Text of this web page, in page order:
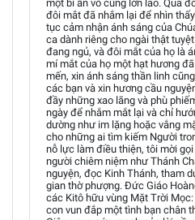
một bí ẩn vô cùng lớn lao. Qua
đôi mắt đã nhắm lại để nhìn
tục cảm nhận ánh sáng của
ca dành riêng cho ngài thật
đang ngủ, và đôi mắt của họ là
mí mắt của họ một hạt hương
mến, xin ánh sáng thần linh
các bạn và xin hương cầu
đầy những xao lãng và phù
ngày để nhắm mắt lại và chỉ
dường như im lặng hoặc vắng
cho những ai tìm kiếm Người
nỗ lực làm điều thiện, tôi mời
người chiêm niệm như Thánh
nguyện, đọc Kinh Thánh, tham
gian thờ phượng. Đức Giáo
các Kitô hữu vùng Mặt Trời
con vun đắp một tình bạn chân